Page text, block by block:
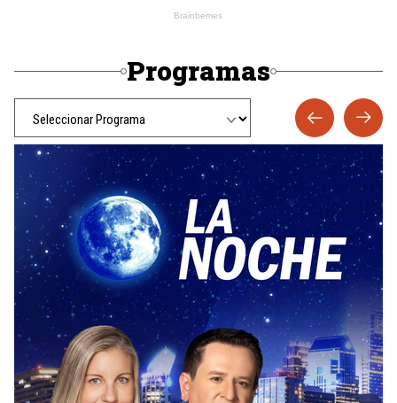
Programas